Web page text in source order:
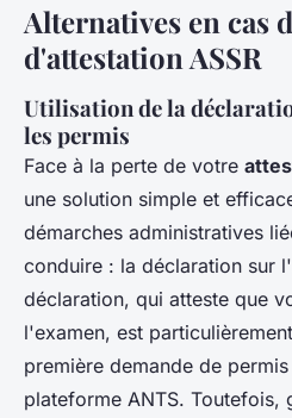
Alternatives en cas
d'attestation ASSR
Utilisation de la
les permis
Face à la perte de votre
une solution simple et
démarches administratives
conduire : la déclaration sur
déclaration, qui atteste que
l'examen, est
première demande de
plateforme ANTS. Toutefois,